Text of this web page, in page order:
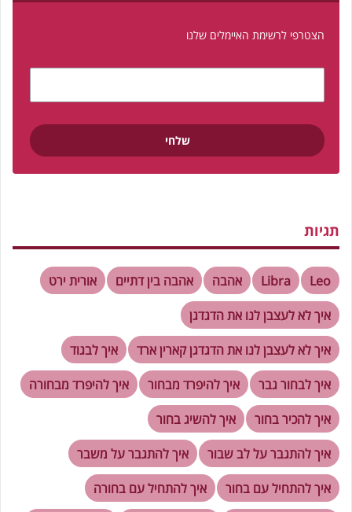
הצטרפי לרשימת האיימלים שלנו
תגיות
Leo
Libra אהבה אהבה בין דתיים
אורית ירט
איך לא לעצבן לנו את הדגדגן
איך לא לעצבן לנו את הדגדגן קארין ארד
איך לבגוד
איך לבחור גבר
איך להיפרד מבחור
איך להיפרד מבחורה
איך להכיר בחור
איך להשיג בחור
איך להתגבר על לב שבור
איך להתגבר על משבר
איך להתחיל עם בחור
איך להתחיל עם בחורה